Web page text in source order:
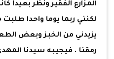
المزارع الفقير ونظر بعيدا
لكنني ربما يوما واحدا
يزيدني من الخبز وبعض
رمقنا . فيجيبه سيدنا